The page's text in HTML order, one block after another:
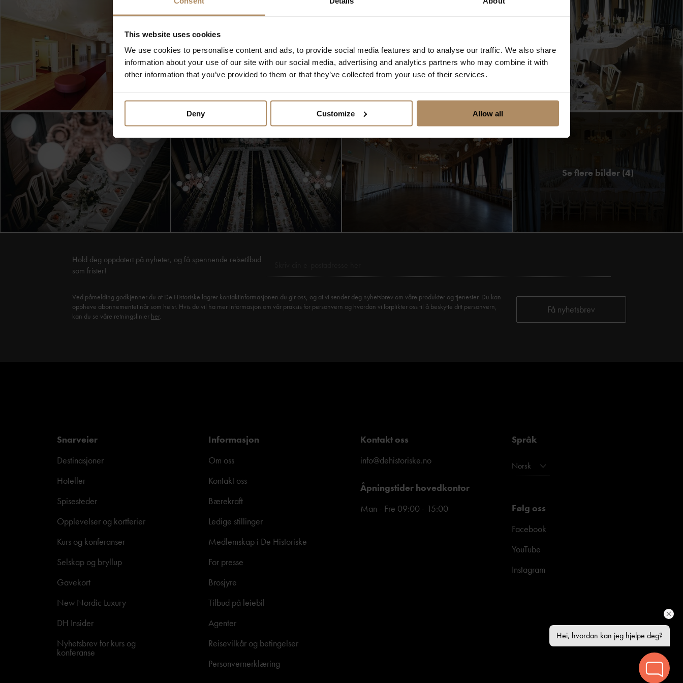
This website uses cookies
We use cookies to personalise content and ads, to provide social media features and to analyse our traffic. We also share
information about your use of our site with our social media, advertising and analytics partners who may combine it with
other information that you’ve provided to them or that they’ve collected from your use of their services.
Deny Customize Allow all
Børsen samarbeider med lokale bryggerier - så her får du også egne, spennende ølmenyer.
Se flere bilder (4)
Hold deg oppdatert på nyheter, og få spennende reisetilbud
som frister!
Ved påmelding godkjenner du at De Historiske lagrer kontaktinformasjonen du gir oss, og at vi sender deg nyhetsbrev om våre produkter og tjenester. Du kan
oppheve abonnementet når som helst. Hvis du vil ha mer informasjon om vår praksis for personvern og hvordan vi forplikter oss til å beskytte ditt personvern,
kan du se våre retningslinjer her.
Snarveier
Destinasjoner
Hoteller
Spisesteder
Opplevelser og kortferier
Kurs og konferanser
Selskap og bryllup
Gavekort
New Nordic Luxury
DH Insider
Nyhetsbrev for kurs og
konferanse
Informasjon
Om oss
Kontakt oss
Bærekraft
Ledige stillinger
Medlemskap i De Historiske
For presse
Brosjyre
Tilbud på leiebil
Agenter
Reisevilkår og betingelser
Personvernerklæring
Kontakt oss
info@dehistoriske.no
Åpningstider hovedkontor
Man - Fre 09:00 - 15:00
Språk
Norsk
Følg oss
Facebook
YouTube
Instagram
Hei, hvordan kan jeg hjelpe deg?